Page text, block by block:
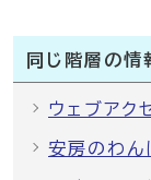
同じ階層の情
ウェブアク
安房のわん